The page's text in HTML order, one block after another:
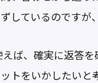
しているのですが
ば、確実に返答を
トをいかしたいと